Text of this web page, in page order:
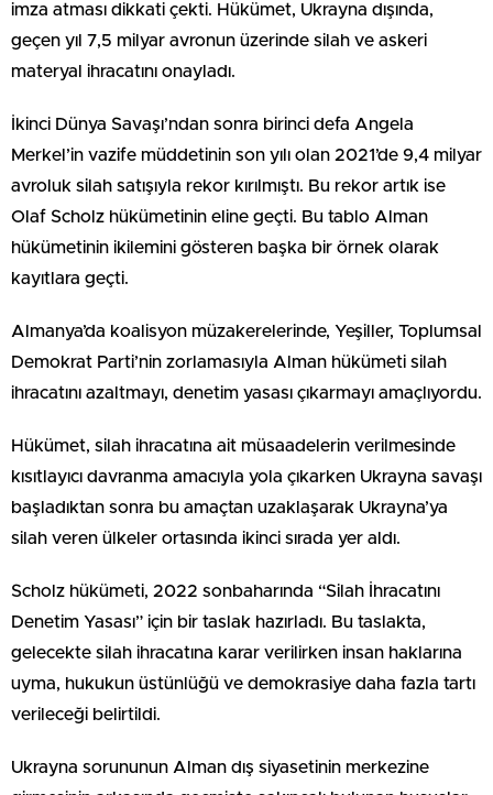
imza atması dikkati çekti. Hükümet, Ukrayna dışında,
geçen yıl 7,5 milyar avronun üzerinde silah ve askeri
materyal ihracatını onayladı.
İkinci Dünya Savaşı’ndan sonra birinci defa Angela
Merkel’in vazife müddetinin son yılı olan 2021’de 9,4 milyar
avroluk silah satışıyla rekor kırılmıştı. Bu rekor artık ise
Olaf Scholz hükümetinin eline geçti. Bu tablo Alman
hükümetinin ikilemini gösteren başka bir örnek olarak
kayıtlara geçti.
Almanya’da koalisyon müzakerelerinde, Yeşiller, Toplumsal
Demokrat Parti’nin zorlamasıyla Alman hükümeti silah
ihracatını azaltmayı, denetim yasası çıkarmayı amaçlıyordu.
Hükümet, silah ihracatına ait müsaadelerin verilmesinde
kısıtlayıcı davranma amacıyla yola çıkarken Ukrayna savaşı
başladıktan sonra bu amaçtan uzaklaşarak Ukrayna’ya
silah veren ülkeler ortasında ikinci sırada yer aldı.
Scholz hükümeti, 2022 sonbaharında “Silah İhracatını
Denetim Yasası” için bir taslak hazırladı. Bu taslakta,
gelecekte silah ihracatına karar verilirken insan haklarına
uyma, hukukun üstünlüğü ve demokrasiye daha fazla tartı
verileceği belirtildi.
Ukrayna sorununun Alman dış siyasetinin merkezine